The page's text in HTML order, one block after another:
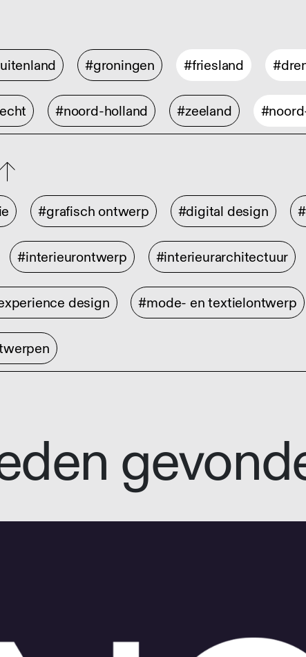
#groningen #friesland
#noord-holland #zeeland
#grafisch ontwerp #digital design
#interieurontwerp #interieurarchitectuur
design #mode- en textielontwerp